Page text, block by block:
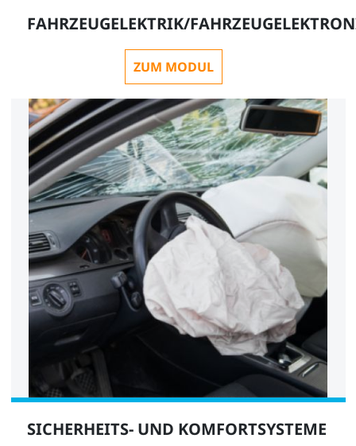
FAHRZEUGELEKTRIK/
ZUM MODUL
SICHERHEITS- UND KOMFORTSYSTEME